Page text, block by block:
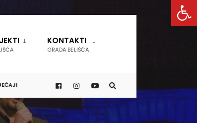
KONTAKTI
GRADA BELIŠĆA